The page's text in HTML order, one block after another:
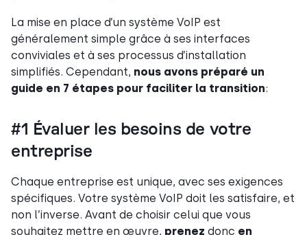
La mise en place d’un système VoIP est
généralement simple grâce à ses interfaces
conviviales et à ses processus d’installation
simplifiés. Cependant, nous avons préparé un
guide en 7 étapes pour faciliter la transition:
#1 Évaluer les besoins de votre
entreprise
Chaque entreprise est unique, avec ses exigences
spécifiques. Votre système VoIP doit les satisfaire, et
non l’inverse. Avant de choisir celui que vous
souhaitez mettre en œuvre, prenez donc en